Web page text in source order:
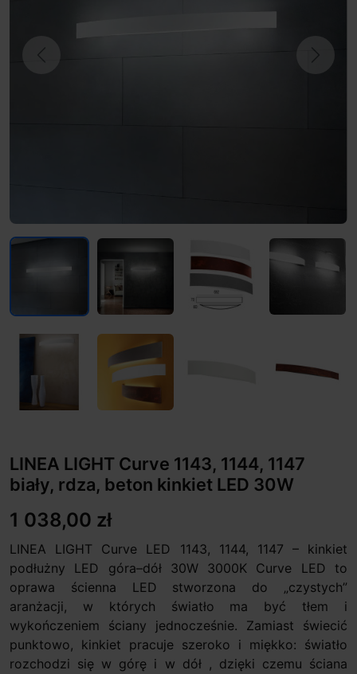
Previous Next
LINEA LIGHT Curve 1143, 1144, 1147
biały, rdza, beton kinkiet LED 30W
1 038,00 zł
LINEA LIGHT Curve LED 1143, 1144, 1147 – kinkiet
podłużny LED góra–dół 30W 3000K Curve LED to
oprawa ścienna LED stworzona do „czystych”
aranżacji, w których światło ma być tłem i
wykończeniem ściany jednocześnie. Zamiast świecić
punktowo, kinkiet pracuje szeroko i miękko: światło
rozchodzi się w górę i w dół , dzięki czemu ściana